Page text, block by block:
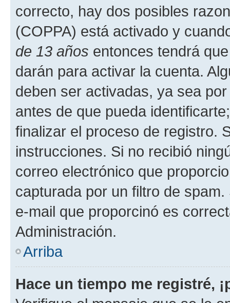
correcto, hay dos posibles
(COPPA) está activado y
de 13 años entonces tendrá
darán para activar la cuenta.
deben ser activadas, ya sea
antes de que pueda
finalizar el proceso de registro.
instrucciones. Si no recibió
correo electrónico que
capturada por un filtro de
e-mail que proporcinó es
Administración.
Arriba
Hace un tiempo me registré,